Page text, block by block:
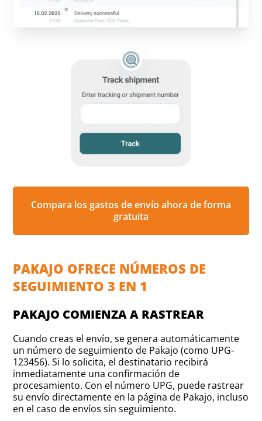
Compara los gastos de envío ahora de forma
gratuita
PAKAJO OFRECE NÚMEROS DE
SEGUIMIENTO 3 EN 1
PAKAJO COMIENZA A RASTREAR
Cuando creas el envío, se genera automáticamente
un número de seguimiento de Pakajo (como UPG-
123456). Si lo solicita, el destinatario recibirá
inmediatamente una confirmación de
procesamiento. Con el número UPG, puede rastrear
su envío directamente en la página de Pakajo, incluso
en el caso de envíos sin seguimiento.